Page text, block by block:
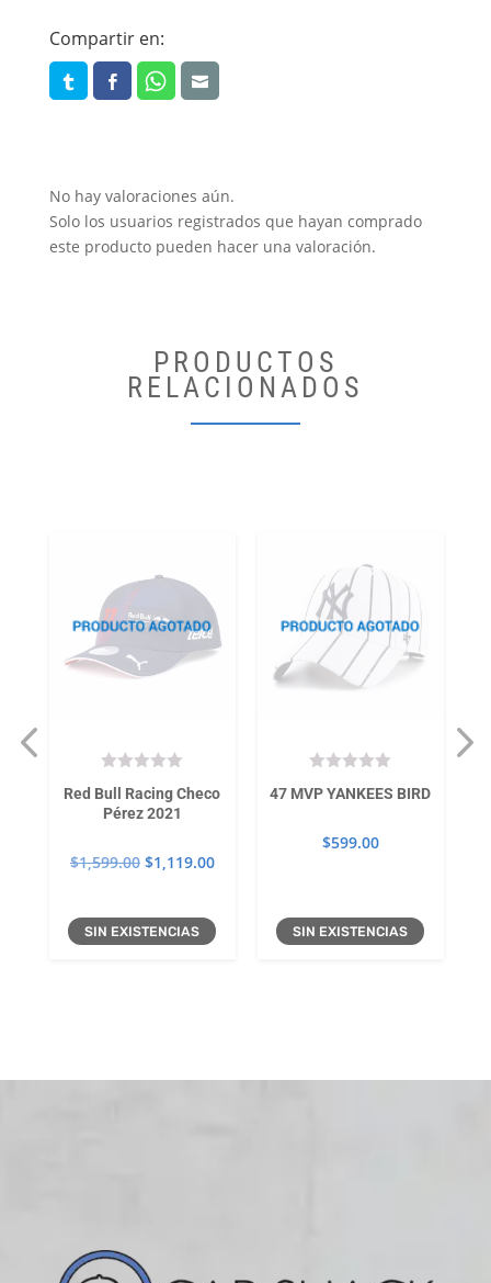
Compartir en:
No hay valoraciones aún.
Solo los usuarios registrados que hayan comprado
este producto pueden hacer una valoración.
PRODUCTOS
RELACIONADOS
Red Bull Racing Checo
Pérez 2021
$1,599.00 El
era:
$1,119.00El
es:
SIN EXISTENCIAS
47 MVP YANKEES BIRD
$599.00
SIN EXISTENCIAS